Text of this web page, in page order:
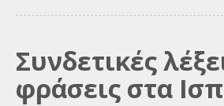
Συνδετικές
φράσεις στα